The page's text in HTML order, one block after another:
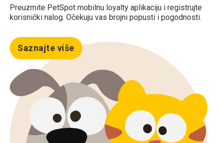
Preuzmite PetSpot mobilnu loyalty aplikaciju i registrujte
korisnički nalog. Očekuju vas brojni popusti i pogodnosti.
Saznajte više